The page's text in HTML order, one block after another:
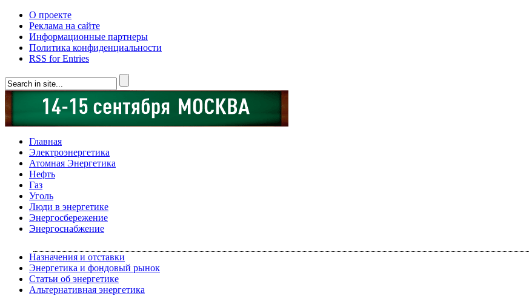
О проекте
Реклама на сайте
Информационные партнеры
Политика конфиденциальности
RSS for Entries
Главная
Электроэнергетика
Атомная Энергетика
Нефть
Газ
Уголь
Люди в энергетике
Энергосбережение
Энергоснабжение
Назначения и отставки
Энергетика и фондовый рынок
Статьи об энергетике
Альтернативная энергетика